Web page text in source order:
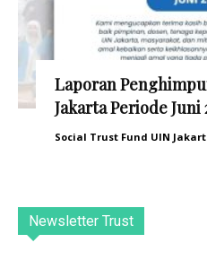
Laporan
Jakarta Periode Juni
Social Trust Fund UIN
Newsletter Trust